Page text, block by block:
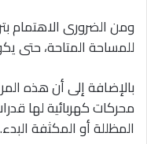
ومن الضرورى الاهتمام
للمساحة المتاحة، حتى
بالإضافة إلى أن هذه
محركات كهربائية لها
المظللة أو المكثفة البدء.